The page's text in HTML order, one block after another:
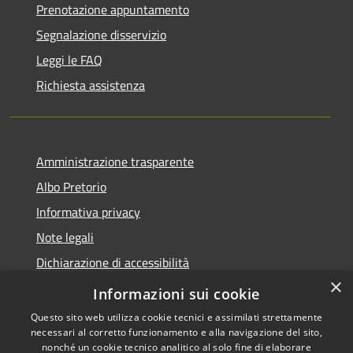
Prenotazione appuntamento
Segnalazione disservizio
Leggi le FAQ
Richiesta assistenza
Amministrazione trasparente
Albo Pretorio
Informativa privacy
Note legali
Dichiarazione di accessibilità
Informativa Privacy Videosorveglianza
×
Informazioni sui cookie
Questo sito web utilizza cookie tecnici e assimilati strettamente
necessari al corretto funzionamento e alla navigazione del sito,
nonché un cookie tecnico analitico al solo fine di elaborare